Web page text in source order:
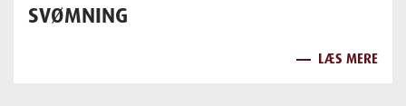
SVØMNING
LÆS MERE